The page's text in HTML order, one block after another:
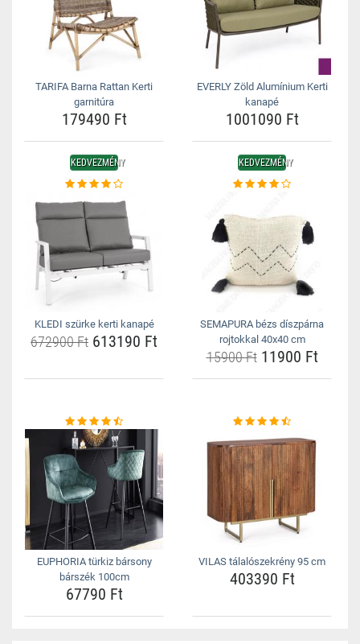
TARIFA Barna Rattan Kerti
garnitúra
179490 Ft
EVERLY Zöld Alumínium Kerti
kanapé
1001090 Ft
KEDVEZMÉNY
KLEDI szürke kerti kanapé
672900 Ft 613190 Ft
KEDVEZMÉNY
SEMAPURA bézs díszpárna
rojtokkal 40x40 cm
15900 Ft11900 Ft
EUPHORIA türkiz bársony
bárszék 100cm
67790 Ft
VILAS tálalószekrény 95 cm
403390 Ft